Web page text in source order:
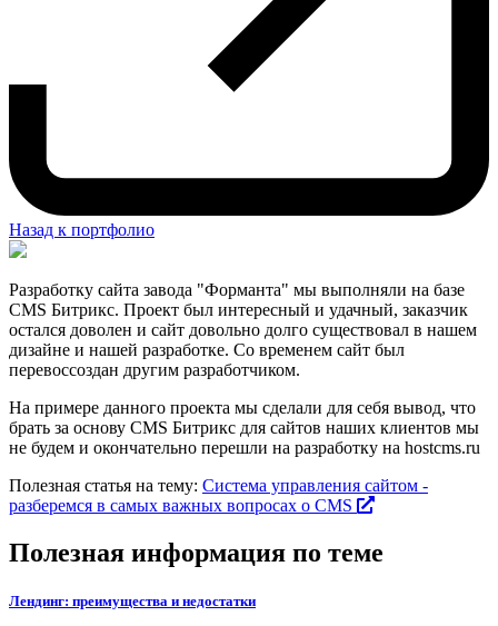
Назад к портфолио
Разработку сайта завода "Форманта" мы выполняли на базе
CMS Битрикс. Проект был интересный и удачный, заказчик
остался доволен и сайт довольно долго существовал в нашем
дизайне и нашей разработке. Со временем сайт был
перевоссоздан другим разработчиком.
На примере данного проекта мы сделали для себя вывод, что
брать за основу CMS Битрикс для сайтов наших клиентов мы
не будем и окончательно перешли на разработку на hostcms.ru
Полезная статья на тему: Система управления сайтом -
разберемся в самых важных вопросах о CMS
Полезная информация по теме
Лендинг: преимущества и недостатки